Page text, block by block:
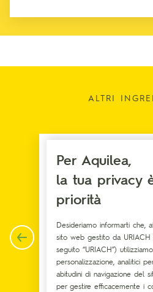
ALTRI
Per Aquilea,
la tua privacy
priorità
Desideriamo informarti che,
sito web gestito da URIACH
seguito “URIACH”)
personalizzazione, analitici
abitudini di navigazione del
per gestire efficacemente i